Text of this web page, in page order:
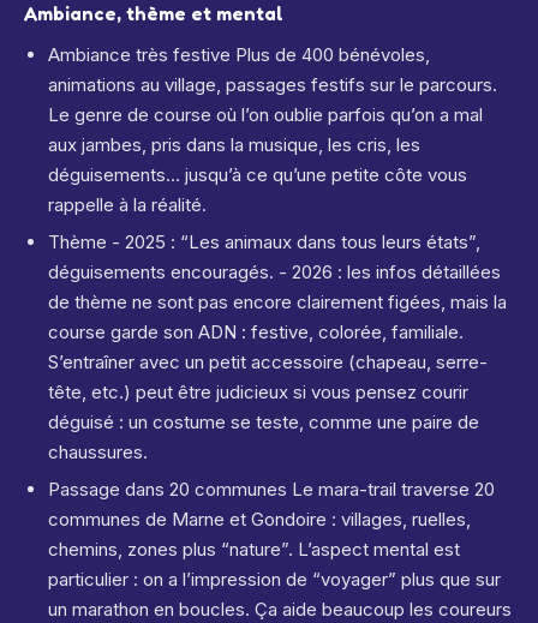
Ambiance, thème et mental
Ambiance très festive Plus de 400 bénévoles,
animations au village, passages festifs sur le parcours.
Le genre de course où l’on oublie parfois qu’on a mal
aux jambes, pris dans la musique, les cris, les
déguisements… jusqu’à ce qu’une petite côte vous
rappelle à la réalité.
Thème - 2025 : “Les animaux dans tous leurs états”,
déguisements encouragés. - 2026 : les infos détaillées
de thème ne sont pas encore clairement figées, mais la
course garde son ADN : festive, colorée, familiale.
S’entraîner avec un petit accessoire (chapeau, serre-
tête, etc.) peut être judicieux si vous pensez courir
déguisé : un costume se teste, comme une paire de
chaussures.
Passage dans 20 communes Le mara-trail traverse 20
communes de Marne et Gondoire : villages, ruelles,
chemins, zones plus “nature”. L’aspect mental est
particulier : on a l’impression de “voyager” plus que sur
un marathon en boucles. Ça aide beaucoup les coureurs